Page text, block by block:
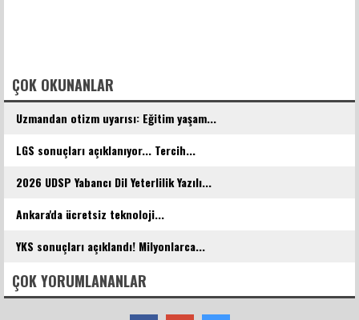
ÇOK OKUNANLAR
Uzmandan otizm uyarısı: Eğitim yaşam...
LGS sonuçları açıklanıyor... Tercih...
2026 UDSP Yabancı Dil Yeterlilik Yazılı...
Ankara'da ücretsiz teknoloji...
YKS sonuçları açıklandı! Milyonlarca...
ÇOK YORUMLANANLAR